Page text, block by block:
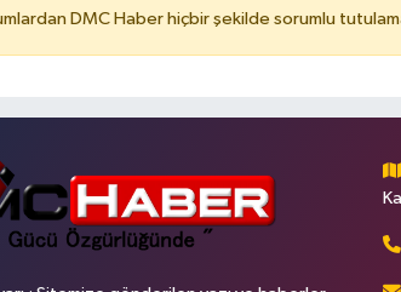
DMC Haber hiçbir şekilde sorumlu